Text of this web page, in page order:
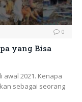
0
yang Bisa
2021. Kenapa
sebagai seorang